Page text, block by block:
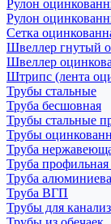
Рулон
Рулон
Сетка
Швеллер гнутый
Швеллер
Штрипс (лента
Трубы стальные
Труба бесшовная
Трубы стальные
Трубы
Труба
Труба профильная
Труба
Труба ВГП
Трубы для